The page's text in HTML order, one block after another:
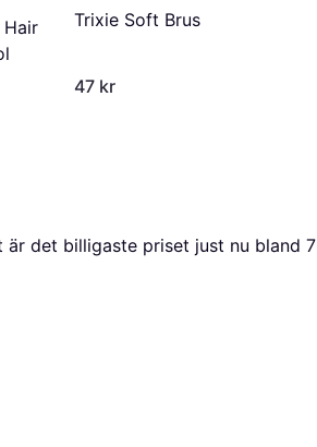
Hair
Trixie Soft Brus
47 kr
är det billigaste priset just nu bland 7